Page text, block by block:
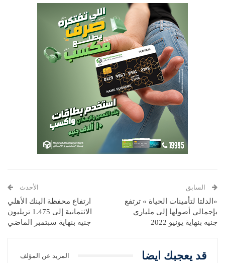
السابق
«الدلتا لتأمينات الحياة » ترتفع
بإجمالي أصولها إلى ملياري
جنيه بنهاية يونيو 2022
الأحدث
ارتفاع محفظة البنك الأهلي
الائتمانية إلى 1.475 تريليون
جنيه بنهاية سبتمبر الماضي
قد يعجبك ايضا المزيد عن المؤلف